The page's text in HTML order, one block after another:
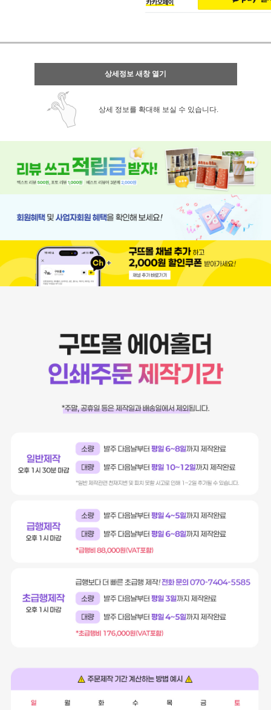
상세정보 새창 열기
상세 정보를 확대해 보실 수 있습니다.